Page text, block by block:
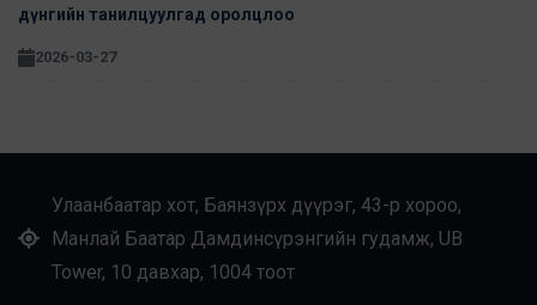
дүнгийн танилцуулгад оролцлоо
2026-03-27
Улаанбаатар хот, Баянзүрх дүүрэг, 43-р хороо,
Манлай Баатар Дамдинсүрэнгийн гудамж, UB
Tower, 10 давхар, 1004 тоот